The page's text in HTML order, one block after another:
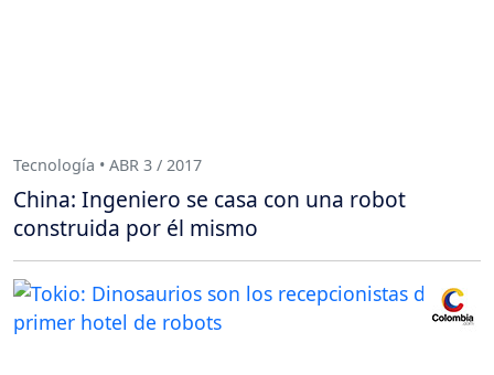
Tecnología • ABR 3 / 2017
China: Ingeniero se casa con una robot
construida por él mismo